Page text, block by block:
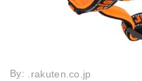
By: .rakuten.co.jp